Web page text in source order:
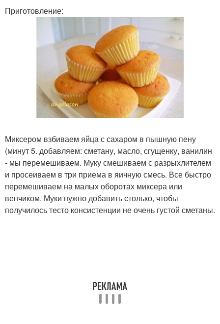
Приготовление:
Миксером взбиваем яйца с сахаром в пышную пену
(минут 5. добавляем: сметану, масло, сгущенку, ванилин
- мы перемешиваем. Муку смешиваем с разрыхлителем
и просеиваем в три приема в яичную смесь. Все быстро
перемешиваем на малых оборотах миксера или
венчиком. Муки нужно добавить столько, чтобы
получилось тесто консистенции не очень густой сметаны.